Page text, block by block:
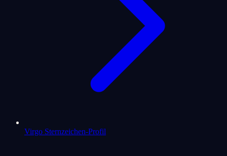
Virgo Sternzeichen-Profil